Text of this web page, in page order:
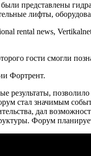
представлены
лифты,
rental news,
гости смогли
Фортрент.
результаты,
стал значимым
дал
Форум